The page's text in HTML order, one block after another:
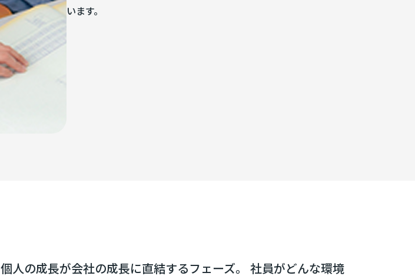
います。
個人の成長が会社の成長に直結するフェーズ。 社員がどんな環境